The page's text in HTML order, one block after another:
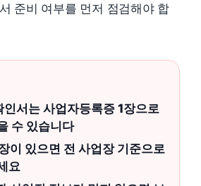
준비 여부를 먼저 점검해야 합
인서는 사업자등록증 1장으로
수 있습니다
이 있으면 전 사업장 기준으로
요